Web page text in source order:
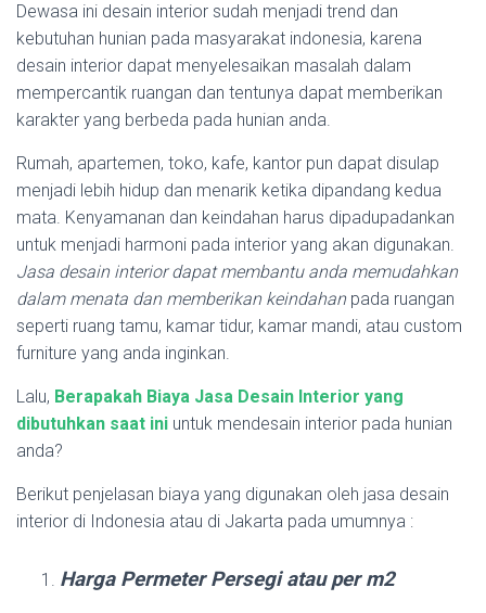
Dewasa ini desain interior sudah menjadi trend dan
kebutuhan hunian pada masyarakat indonesia, karena
desain interior dapat menyelesaikan masalah dalam
mempercantik ruangan dan tentunya dapat memberikan
karakter yang berbeda pada hunian anda.
Rumah, apartemen, toko, kafe, kantor pun dapat disulap
menjadi lebih hidup dan menarik ketika dipandang kedua
mata. Kenyamanan dan keindahan harus dipadupadankan
untuk menjadi harmoni pada interior yang akan digunakan.
Jasa desain interior dapat membantu anda memudahkan
dalam menata dan memberikan keindahanpada ruangan
seperti ruang tamu, kamar tidur, kamar mandi, atau custom
furniture yang anda inginkan.
Lalu, Berapakah Biaya Jasa Desain Interior yang
dibutuhkan saat ini untuk mendesain interior pada hunian
anda?
Berikut penjelasan biaya yang digunakan oleh jasa desain
interior di Indonesia atau di Jakarta pada umumnya :
Harga Permeter Persegi atau per m2